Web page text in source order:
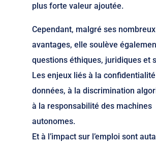
plus forte valeur ajoutée.
Cependant, malgré ses nombreux
avantages, elle soulève
questions éthiques, juridiques et
Les enjeux liés à la
données, à la discrimination
à la responsabilité des machines
autonomes.
Et à l’impact sur l’emploi sont